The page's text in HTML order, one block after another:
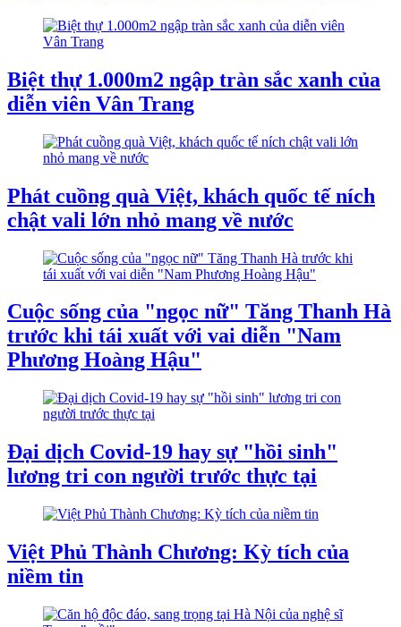
Biệt thự 1.000m2 ngập tràn sắc xanh của
diễn viên Vân Trang
Phát cuồng quà Việt, khách quốc tế ních
chật vali lớn nhỏ mang về nước
Cuộc sống của "ngọc nữ" Tăng Thanh Hà
trước khi tái xuất với vai diễn "Nam
Phương Hoàng Hậu"
Đại dịch Covid-19 hay sự "hồi sinh"
lương tri con người trước thực tại
Việt Phủ Thành Chương: Kỳ tích của
niềm tin